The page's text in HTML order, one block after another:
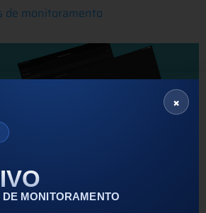
de monitoramento
×
MONITORAMENTO